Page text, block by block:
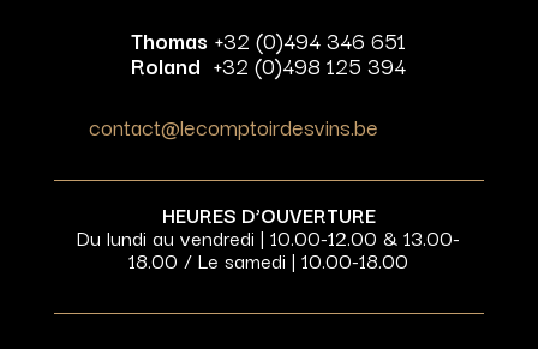
Thomas +32 (0)494 346 651
Roland +32 (0)498 125 394
contact@lecomptoirdesvins.be
HEURES D’OUVERTURE
Du lundi au vendredi | 10.00-12.00 & 13.00-
18.00 / Le samedi | 10.00-18.00